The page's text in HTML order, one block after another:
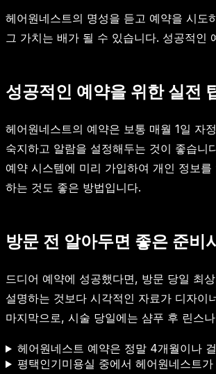
헤어원네스트의 명성을 듣고 예약을 시도
그 가치는 배가 될 수 있습니다. 성공적인
성공적인 예약을 위한 실전
헤어원네스트의 예약은 보통 매월 1일 자
숙지하고 알람을 설정해두는 것이 좋습
예약 시스템에 미리 가입하여 개인 정보
하는 것도 좋은 방법입니다.
방문 전 알아두면 좋은 준비
드디어 예약에 성공했다면, 방문 당일 최
설명하는 것보다 시각적인 자료가 디자
마지막으로, 시술 당일에는 샴푸 후 린스
헤어원네스트 예약은 정말 4개월이나
평택인기미용실 중에서 헤어원네스트